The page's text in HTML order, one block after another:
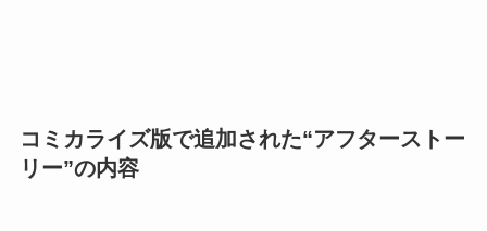
コミカライズ版で追加された“アフターストー
リー”の内容